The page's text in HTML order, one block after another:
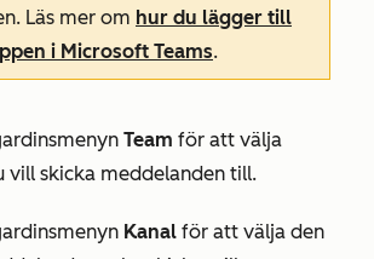
Läs mer om hur du lägger till
i Microsoft Teams.
Team för att välja
vill skicka meddelanden till.
Kanal för att välja den